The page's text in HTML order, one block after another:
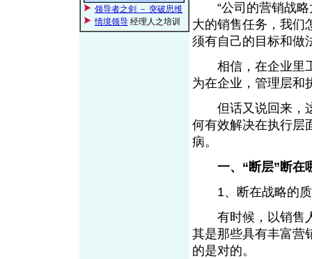
领导者之剑 － 突破思维
情境领导 经理人之培训
“公司的营销战略
大的销售任务，我们
须有自己的目标和
相信，在企业里工
为在企业，管理层和
但话又说回来，这
何有效解决在执行层
病。
一、“断层”断在
1、断在战略的
有时候，以销售人
其是那些具有丰富营
的是对的。